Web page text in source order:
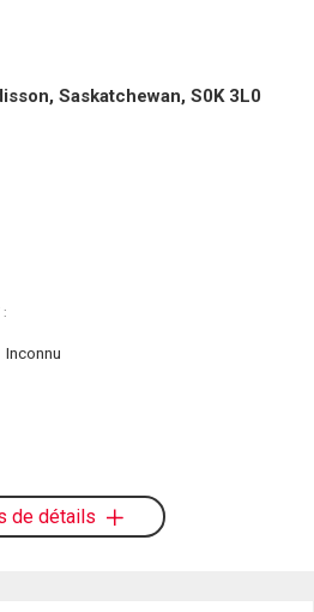
Saskatchewan, S0K 3L0
:
Inconnu
de détails